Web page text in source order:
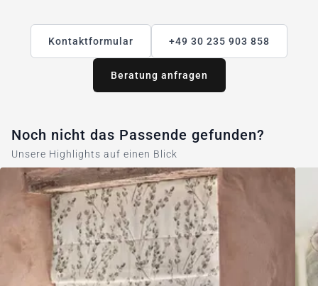
Kontaktformular +49 30 235 903 858
Beratung anfragen
Noch nicht das Passende gefunden?
Unsere Highlights auf einen Blick